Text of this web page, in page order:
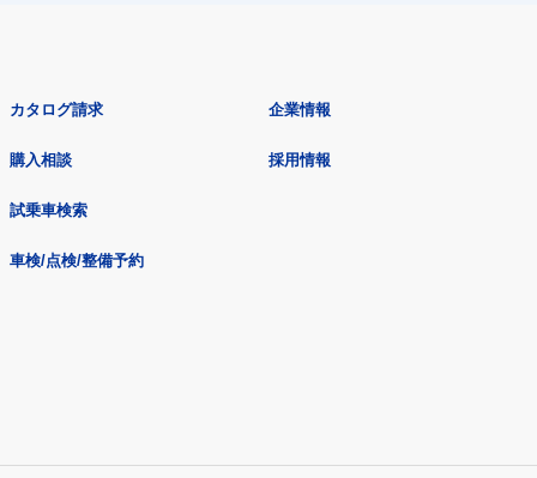
カタログ請求
購入相談
試乗車検索
車検/点検/整備予約
企業情報
採用情報